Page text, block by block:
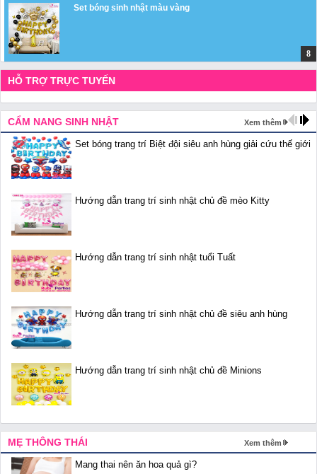
Set bóng sinh nhật màu vàng
HỖ TRỢ TRỰC TUYẾN
CẨM NANG SINH NHẬT Xem thêm
Set bóng trang trí Biệt đội siêu anh hùng giải cứu thế giới
Hướng dẫn trang trí sinh nhật chủ đề mèo Kitty
Hướng dẫn trang trí sinh nhật tuổi Tuất
Hướng dẫn trang trí sinh nhật chủ đề siêu anh hùng
Hướng dẫn trang trí sinh nhật chủ đề Minions
MẸ THÔNG THÁI Xem thêm
Mang thai nên ăn hoa quả gì?